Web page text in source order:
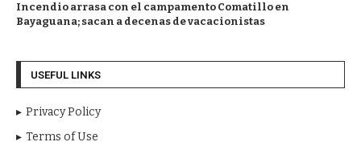
Incendio arrasa con el campamento Comatillo en
Bayaguana; sacan a decenas de vacacionistas
USEFUL LINKS
Privacy Policy
Terms of Use